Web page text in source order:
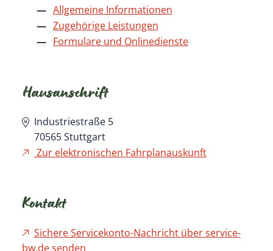
Allgemeine Informationen
Zugehörige Leistungen
Formulare und Onlinedienste
Hausanschrift
Industriestraße 5
70565 Stuttgart
Zur elektronischen Fahrplanauskunft
Kontakt
Sichere Servicekonto-Nachricht über service-
bw.de senden